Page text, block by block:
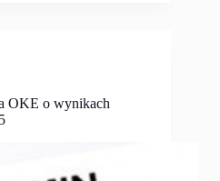
OKE o wynikach